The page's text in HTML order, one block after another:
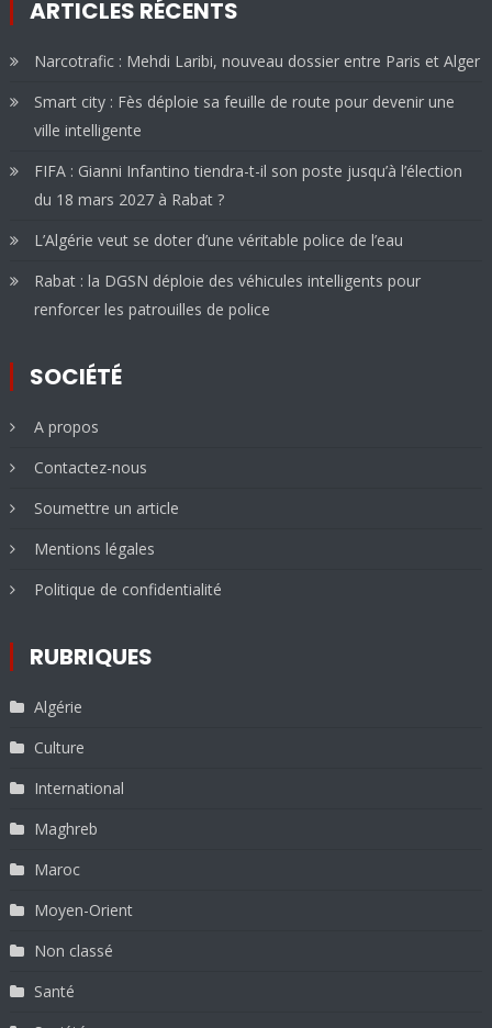
ARTICLES RÉCENTS
Narcotrafic : Mehdi Laribi, nouveau dossier entre Paris et Alger
Smart city : Fès déploie sa feuille de route pour devenir une
ville intelligente
FIFA : Gianni Infantino tiendra-t-il son poste jusqu’à l’élection
du 18 mars 2027 à Rabat ?
L’Algérie veut se doter d’une véritable police de l’eau
Rabat : la DGSN déploie des véhicules intelligents pour
renforcer les patrouilles de police
SOCIÉTÉ
A propos
Contactez-nous
Soumettre un article
Mentions légales
Politique de confidentialité
RUBRIQUES
Algérie
Culture
International
Maghreb
Maroc
Moyen-Orient
Non classé
Santé